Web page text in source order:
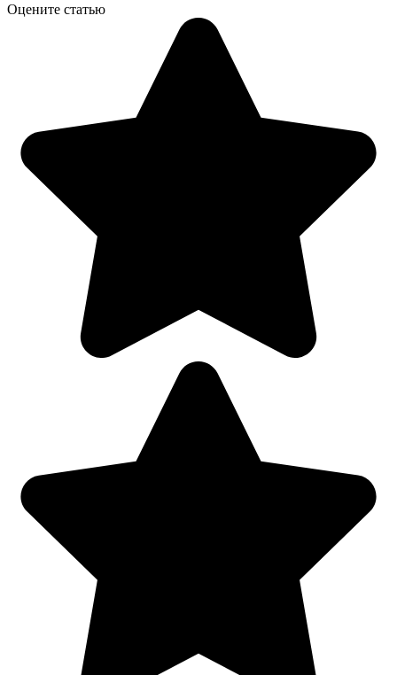
Оцените статью